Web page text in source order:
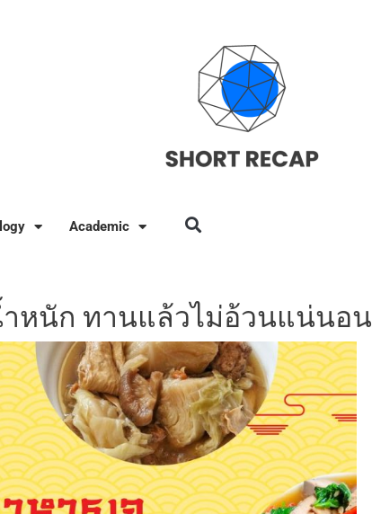
Academic
หนัก ทานแล้วไม่อ้วนแน่นอน